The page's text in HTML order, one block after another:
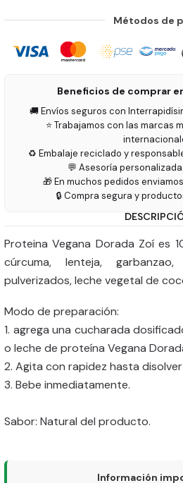
Métodos de
Beneficios de comprar
🚚 Envíos seguros con
⭐ Trabajamos con las marcas
♻️ Embalaje reciclado y
💬 Asesoría
🎁 En muchos pedidos
🔒 Compra segura y
Proteina Vegana Dorada Zoí es
cúrcuma, lenteja,
pulverizados, leche vegetal de
Modo de preparación:
1. agrega una cucharada
o leche de proteína Vegana
2. Agita con rapidez hasta
3. Bebe inmediatamente.
Sabor: Natural del producto.
Información